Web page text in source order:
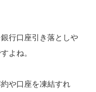
行口座引き落としや
よね。
や口座を凍結すれ